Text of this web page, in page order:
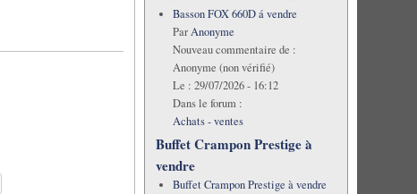
Basson FOX 660D á vendre
ParAnonyme
Nouveau commentaire de :
Anonyme (non vérifié)
Le : 29/07/2026 - 16:12
Dans le forum :
Achats - ventes
Buffet Crampon Prestige à
vendre
Buffet Crampon Prestige à vendre